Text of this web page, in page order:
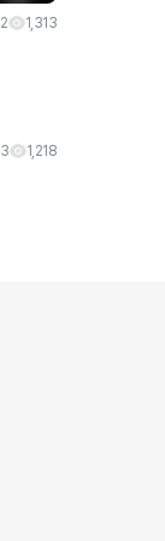
2 1,313
3 1,218